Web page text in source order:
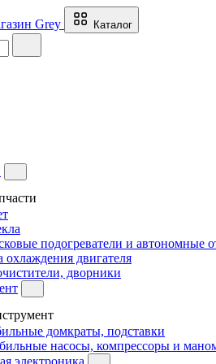
Каталог
подогреватели и автономные
охлаждения двигателя
дворники
домкраты, подставки
насосы, компрессоры и
электроника